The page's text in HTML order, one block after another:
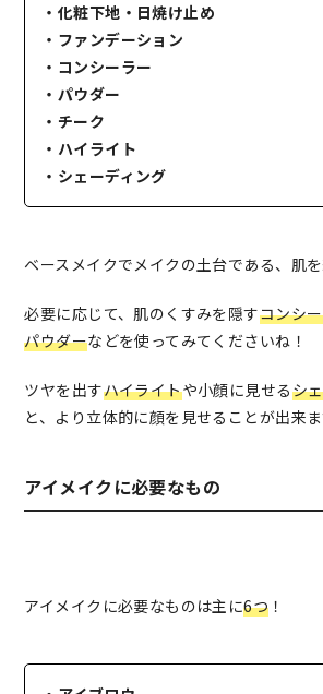
・化粧下地・日焼け止め
・ファンデーション
・コンシーラー
・パウダー
・チーク
・ハイライト
・シェーディング
ベースメイクでメイクの土台である、肌
必要に応じて、肌のくすみを隠すコンシ
パウダーなどを使ってみてくださいね！
ツヤを出すハイライトや小顔に見せるシ
と、より立体的に顔を見せることが出来ま
アイメイクに必要なもの
アイメイクに必要なものは主に6つ ！